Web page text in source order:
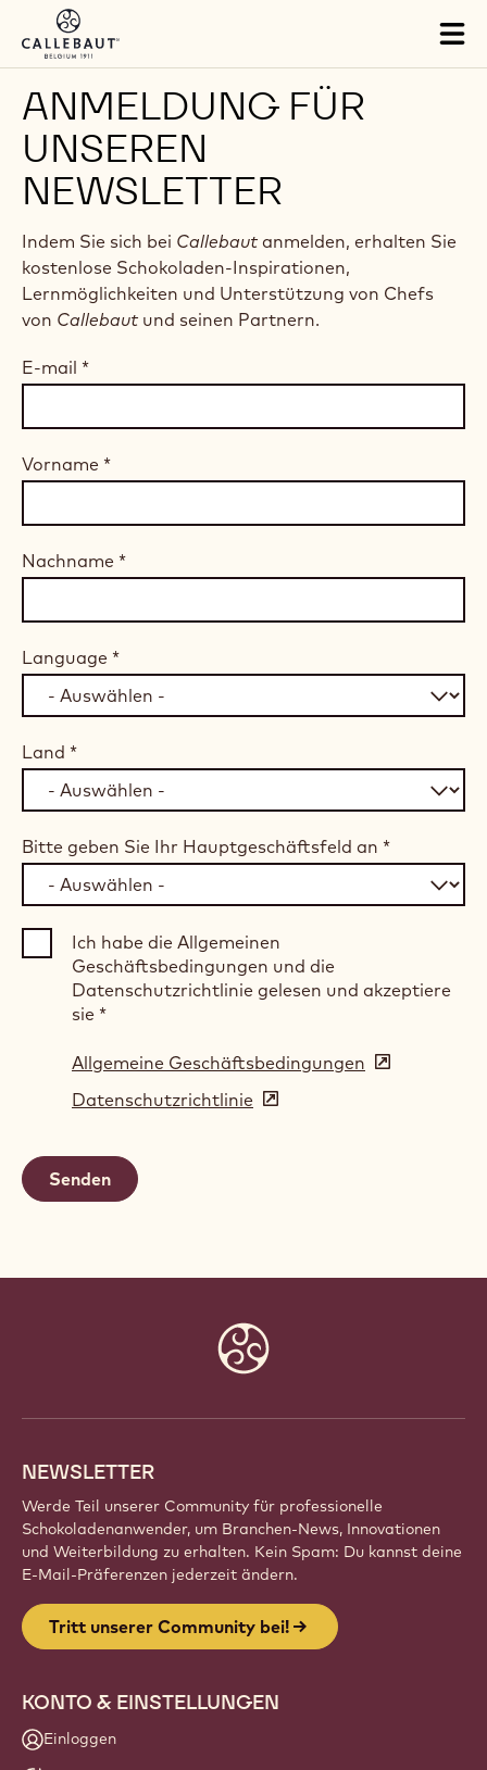
Skip to main content
ANMELDUNG FÜR
UNSEREN
NEWSLETTER
Indem Sie sich bei Callebaut anmelden, erhalten Sie
kostenlose Schokoladen-Inspirationen,
Lernmöglichkeiten und Unterstützung von Chefs
von Callebaut und seinen Partnern.
E-mail *
Vorname *
Nachname *
Language *
Land *
Bitte geben Sie Ihr Hauptgeschäftsfeld an *
Ich habe die Allgemeinen
Geschäftsbedingungen und die
Datenschutzrichtlinie gelesen und akzeptiere
sie *
Allgemeine Geschäftsbedingungen (opens
Datenschutzrichtlinie (opens
NEWSLETTER
Werde Teil unserer Community für professionelle
Schokoladenanwender, um Branchen-News, Innovationen
und Weiterbildung zu erhalten. Kein Spam: Du kannst deine
E-Mail-Präferenzen jederzeit ändern.
Tritt unserer Community bei!
KONTO & EINSTELLUNGEN
Einloggen